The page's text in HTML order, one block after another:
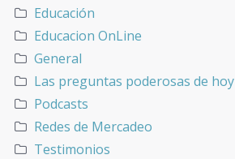
Educación
Educacion OnLine
General
Las preguntas poderosas de hoy
Podcasts
Redes de Mercadeo
Testimonios